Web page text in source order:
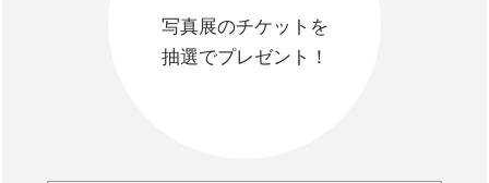
写真展のチケットを
抽選でプレゼント！